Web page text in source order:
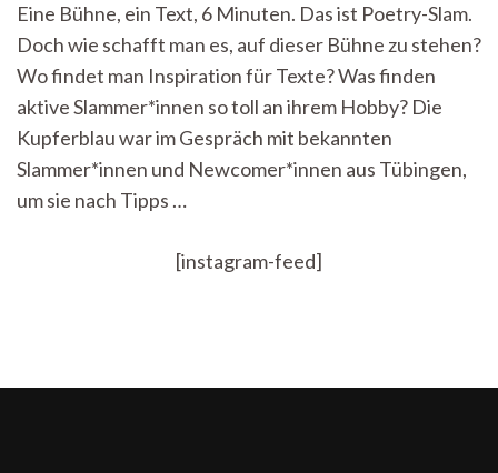
–
Poetry-
Slam
ausprobieren
Eine Bühne, ein Text, 6 Minuten. Das ist Poetry-Slam.
Doch wie schafft man es, auf dieser Bühne zu stehen?
Wo findet man Inspiration für Texte? Was finden
aktive Slammer*innen so toll an ihrem Hobby? Die
Kupferblau war im Gespräch mit bekannten
Slammer*innen und Newcomer*innen aus Tübingen,
um sie nach Tipps …
[instagram-feed]